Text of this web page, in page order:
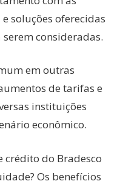
soluções oferecidas
consideradas.
em outras
de tarifas e
instituições
econômico.
crédito do Bradesco
Os benefícios